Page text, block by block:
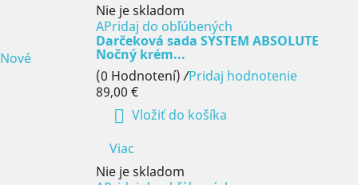
Nie je skladom
APridaj do obľúbených
Nové
Darčeková sada SYSTEM ABSOLUTE
Nočný krém...
(0 Hodnotení) /Pridaj hodnotenie
89,00 €
 Vložiť do košíka
Viac
Nie je skladom